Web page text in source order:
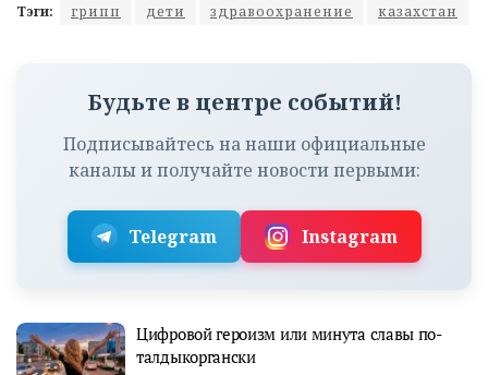
Тэги: грипп дети здравоохранение казахстан
Будьте в центре событий!
Подписывайтесь на наши официальные
каналы и получайте новости первыми:
Telegram Instagram
Цифровой героизм или минута славы по-
талдыкоргански